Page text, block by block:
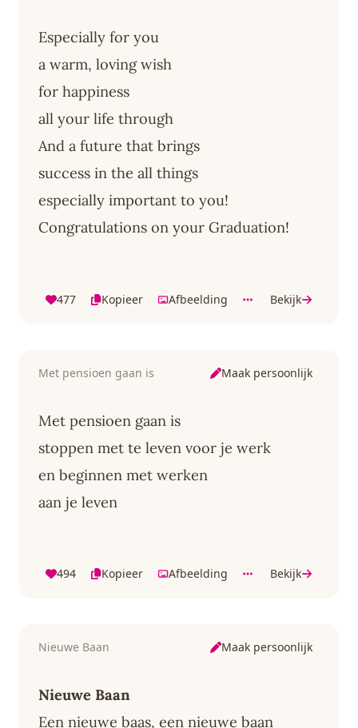
Especially for you
a warm, loving wish
for happiness
all your life through
And a future that brings
success in the all things
especially important to you!
Congratulations on your Graduation!
477 Kopieer Afbeelding Bekijk
Met pensioen gaan is Maak persoonlijk
Met pensioen gaan is
stoppen met te leven voor je werk
en beginnen met werken
aan je leven
494 Kopieer Afbeelding Bekijk
Nieuwe Baan Maak persoonlijk
Nieuwe Baan
Een nieuwe baas, een nieuwe baan